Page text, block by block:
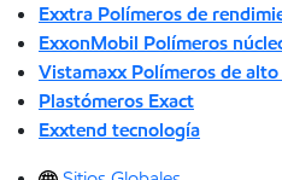
Exxtra Polímeros de
ExxonMobil Polímeros
Vistamaxx Polímeros de
Plastómeros Exact
Exxtend tecnología